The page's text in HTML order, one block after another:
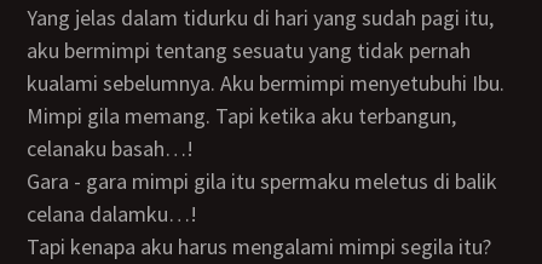
Yang jelas dalam tidurku di hari yang sudah pagi itu,
aku bermimpi tentang sesuatu yang tidak pernah
kualami sebelumnya. Aku bermimpi menyetubuhi Ibu.
Mimpi gila memang. Tapi ketika aku terbangun,
celanaku basah…!
Gara - gara mimpi gila itu spermaku meletus di balik
celana dalamku…!
Tapi kenapa aku harus mengalami mimpi segila itu?